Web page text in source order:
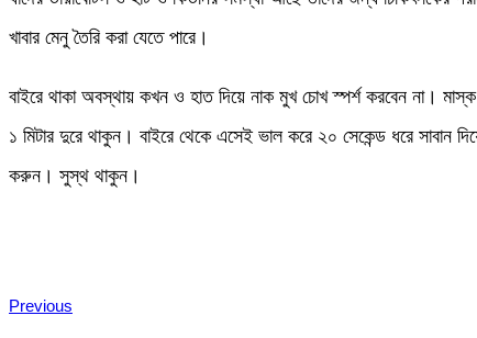
খাবার মেনু তৈরি করা যেতে পারে।
বাইরে থাকা অবস্থায় কখন ও হাত দিয়ে নাক মুখ চোখ স্পর্শ করবেন না।
১ মিটার দুরে থাকুন। বাইরে থেকে এসেই ভাল করে ২০ সেকেন্ড ধরে সাবান
করুন। সুস্থ থাকুন।
Previous